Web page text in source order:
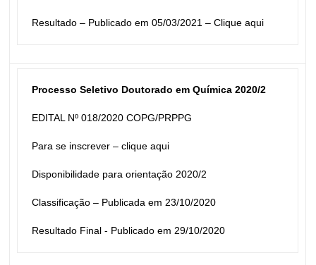
Resultado – Publicado em 05/03/2021 – Clique aqui
Processo Seletivo Doutorado em Química 2020/2
EDITAL Nº 018/2020 COPG/PRPPG
Para se inscrever – clique aqui
Disponibilidade para orientação 2020/2
Classificação – Publicada em 23/10/2020
Resultado Final - Publicado em 29/10/2020